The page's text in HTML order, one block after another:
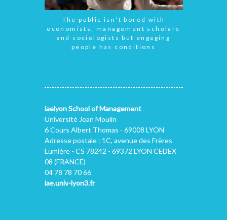
The public isn’t bored with
economists, management scholars
and sociologists but engaging
people has conditions
iaelyon School of Management
Université Jean Moulin
6 Cours Albert Thomas - 69008 LYON
Adresse postale : 1C, avenue des Frères
Lumière - CS 78242 - 69372 LYON CEDEX
08 (FRANCE)
04 78 78 70 66
iae.univ-lyon3.fr